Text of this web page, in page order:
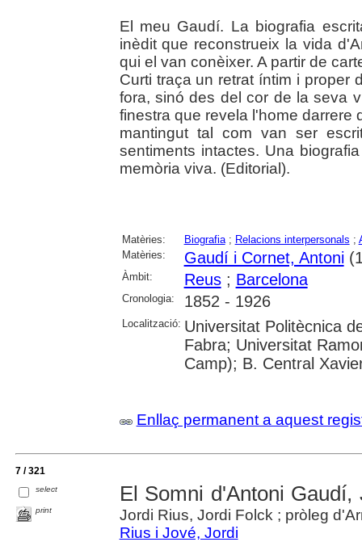
El meu Gaudí. La biografia
inèdit que reconstrueix la vida
qui el van conèixer. A partir de
Curti traça un retrat íntim i proper
fora, sinó des del cor de la seva
finestra que revela l'home darrere
mantingut tal com van ser
sentiments intactes. Una
memòria viva. (Editorial).
Matèries: Biografia; Relacions interpersonals ;
Matèries:
Gaudí i Cornet, Antoni
Àmbit: Reus; Barcelona
Cronologia: 1852 - 1926
Localització: Universitat Politècnica
Fabra; Universitat
Camp); B. Central
Enllaç permanent a aquest
7 / 321
select
print
El Somni d'Antoni
Jordi Rius, Jordi Folck ; pròleg
Rius i Jové, Jordi